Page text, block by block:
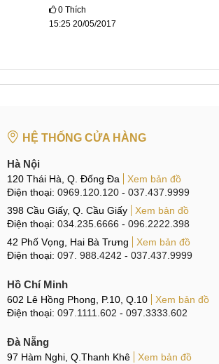
thay mặt kính Lenovo A390 chính hãng
0 Thích
15:25 20/05/2017
HỆ THỐNG CỬA HÀNG
Hà Nội
120 Thái Hà, Q. Đống Đa
Xem bản đồ
Điện thoại: 0969.120.120 - 037.437.9999
398 Cầu Giấy, Q. Cầu Giấy
Xem bản đồ
Điện thoại: 034.235.6666 - 096.2222.398
42 Phố Vọng, Hai Bà Trưng
Xem bản đồ
Điện thoại: 097. 988.4242 - 037.437.9999
Hồ Chí Minh
602 Lê Hồng Phong, P.10, Q.10
Xem bản đồ
Điện thoại: 097.1111.602 - 097.3333.602
Đà Nẵng
97 Hàm Nghi, Q.Thanh Khê
Xem bản đồ